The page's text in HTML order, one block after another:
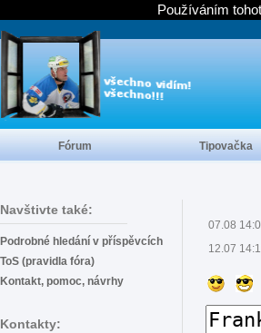
Navštivte také:
Podrobné hledání v příspěvcích
ToS (pravidla fóra)
Kontakt, pomoc, návrhy
Kontakty:
07.08
12.07
Fórum Tipovačka
Používáním